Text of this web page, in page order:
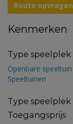
Route opvragen
Kenmerken
Type speelplek
Openbare speeltuin
Speeltuinen
Type speelplek
Toegangsprijs